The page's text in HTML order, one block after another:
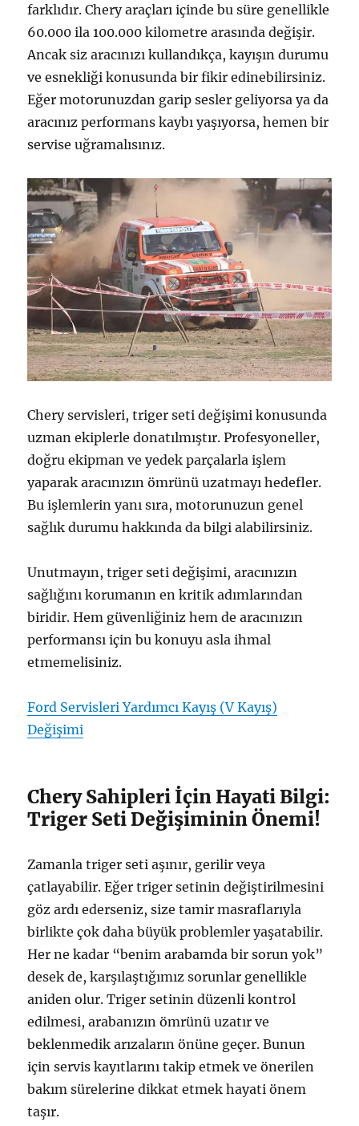
farklıdır. Chery araçları içinde bu süre genellikle
60.000 ila 100.000 kilometre arasında değişir.
Ancak siz aracınızı kullandıkça, kayışın durumu
ve esnekliği konusunda bir fikir edinebilirsiniz.
Eğer motorunuzdan garip sesler geliyorsa ya da
aracınız performans kaybı yaşıyorsa, hemen bir
servise uğramalısınız.
Chery servisleri, triger seti değişimi konusunda
uzman ekiplerle donatılmıştır. Profesyoneller,
doğru ekipman ve yedek parçalarla işlem
yaparak aracınızın ömrünü uzatmayı hedefler.
Bu işlemlerin yanı sıra, motorunuzun genel
sağlık durumu hakkında da bilgi alabilirsiniz.
Unutmayın, triger seti değişimi, aracınızın
sağlığını korumanın en kritik adımlarından
biridir. Hem güvenliğiniz hem de aracınızın
performansı için bu konuyu asla ihmal
etmemelisiniz.
Ford Servisleri Yardımcı Kayış (V Kayış)
Değişimi
Chery Sahipleri İçin Hayati Bilgi:
Triger Seti Değişiminin Önemi!
Zamanla triger seti aşınır, gerilir veya
çatlayabilir. Eğer triger setinin değiştirilmesini
göz ardı ederseniz, size tamir masraflarıyla
birlikte çok daha büyük problemler yaşatabilir.
Her ne kadar “benim arabamda bir sorun yok”
desek de, karşılaştığımız sorunlar genellikle
aniden olur. Triger setinin düzenli kontrol
edilmesi, arabanızın ömrünü uzatır ve
beklenmedik arızaların önüne geçer. Bunun
için servis kayıtlarını takip etmek ve önerilen
bakım sürelerine dikkat etmek hayati önem
taşır.